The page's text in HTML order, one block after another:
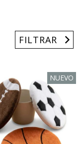
FILTRAR
NUEVO